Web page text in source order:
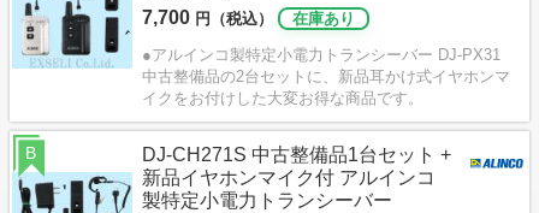
7,700 円（税込）
在庫あり
●アルインコ製特定小電力トランシーバー DJ-PX31
中古整備品の2台セットに、新品耳かけ式イヤホンマ
イクをお付けした大変お得な商品です。
DJ-CH271S 中古整備品1台セット +
新品イヤホンマイク付 アルインコ
製特定小電力トランシーバー
B